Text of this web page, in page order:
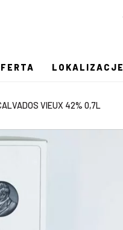
LOKALIZACJE
VIEUX 42% 0,7L